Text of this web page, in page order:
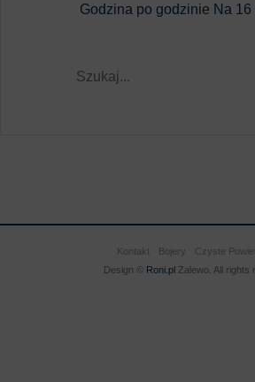
Godzina po godzinie Na 16
Kontakt Bojery
Czyste
Design ©
Roni.pl Zalewo. All rights